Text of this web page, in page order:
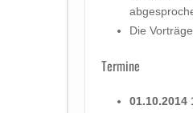
Die
Termine
01.10.2014